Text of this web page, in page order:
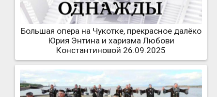
Большая опера на Чукотке, прекрасное далёко
Юрия Энтина и харизма Любови
Константиновой 26.09.2025